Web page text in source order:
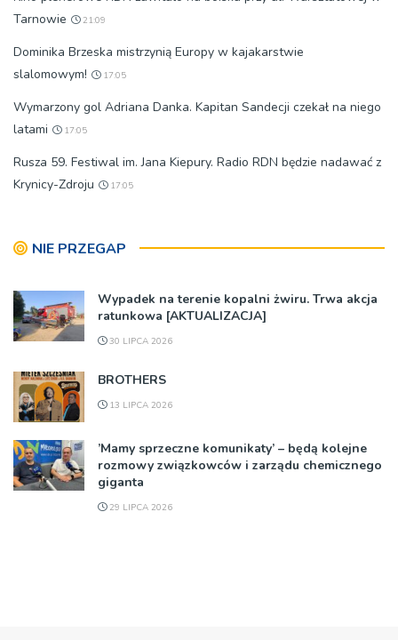
Tarnowie
21:09
Dominika Brzeska mistrzynią Europy w kajakarstwie
slalomowym!
17:05
Wymarzony gol Adriana Danka. Kapitan Sandecji czekał na niego
latami
17:05
Rusza 59. Festiwal im. Jana Kiepury. Radio RDN będzie nadawać z
Krynicy-Zdroju
17:05
NIE PRZEGAP
Wypadek na terenie kopalni żwiru. Trwa akcja
ratunkowa [AKTUALIZACJA]
30 LIPCA 2026
BROTHERS
13 LIPCA 2026
’Mamy sprzeczne komunikaty’ – będą kolejne
rozmowy związkowców i zarządu chemicznego
giganta
29 LIPCA 2026